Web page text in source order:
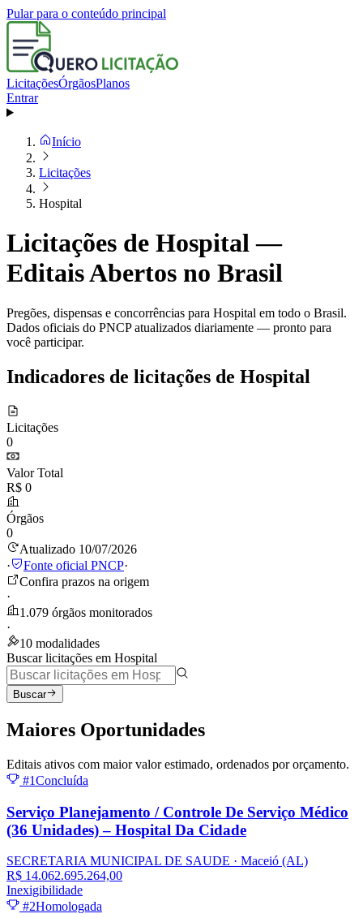
Pular para o conteúdo principal
LicitaçõesÓrgãosPlanos
Entrar
Início
Licitações
Hospital
Licitações de Hospital —
Editais Abertos no Brasil
Pregões, dispensas e concorrências para Hospital em todo o Brasil.
Dados oficiais do PNCP atualizados diariamente — pronto para
você participar.
Indicadores de licitações de Hospital
Licitações
0
Valor Total
R$ 0
Órgãos
0
Atualizado 10/07/2026
·
Fonte oficial PNCP·
Confira prazos na origem
·
1.079 órgãos monitorados
·
10 modalidades
Buscar licitações em Hospital
Buscar
Maiores Oportunidades
Editais ativos com maior valor estimado, ordenados por orçamento.
#1Concluída
Serviço Planejamento / Controle De Serviço Médico
(36 Unidades) – Hospital Da Cidade
SECRETARIA MUNICIPAL DE SAUDE · Maceió (AL)
R$ 14.062.695.264,00
Inexigibilidade
#2Homologada